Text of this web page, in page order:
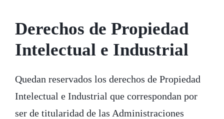
Derechos de Propiedad
Intelectual e Industrial
Quedan reservados los derechos de Propiedad
Intelectual e Industrial que correspondan por
ser de titularidad de las Administraciones